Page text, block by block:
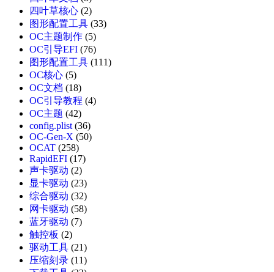
四叶草核心 (2)
图形配置工具 (33)
OC主题制作 (5)
OC引导EFI (76)
图形配置工具 (111)
OC核心 (5)
OC文档 (18)
OC引导教程 (4)
OC主题 (42)
config.plist(36)
OC-Gen-X (50)
OCAT (258)
RapidEFI (17)
声卡驱动 (2)
显卡驱动 (23)
综合驱动 (32)
网卡驱动 (58)
蓝牙驱动 (7)
触控板 (2)
驱动工具 (21)
压缩刻录 (11)